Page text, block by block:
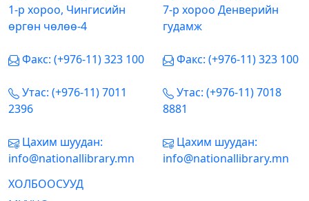
1-р хороо, Чингисийн
өргөн чөлөө-4
Факс: (+976-11) 323 100
Утас: (+976-11) 7011
2396
Цахим шуудан:
info@nationallibrary.mn
7-р хороо Денверийн
гудамж
Факс: (+976-11) 323 100
Утас: (+976-11) 7018
8881
Цахим шуудан:
info@nationallibrary.mn
ХОЛБООСУУД